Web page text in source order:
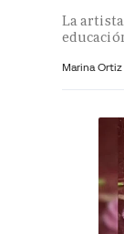
La
Marina Ortiz